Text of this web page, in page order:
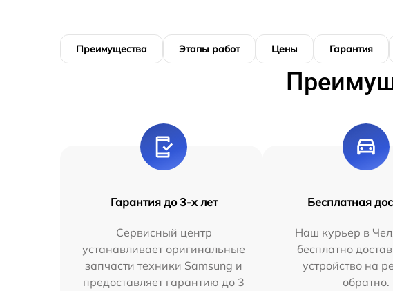
Преимущества Этапы работ Цены Гарантия
Гарантия до 3-х лет
Сервисный центр
устанавливает оригинальные
запчасти техники Samsung и
предоставляет гарантию до 3
Бесплатная
Наш курьер в
бесплатно
устройство на
обратно.